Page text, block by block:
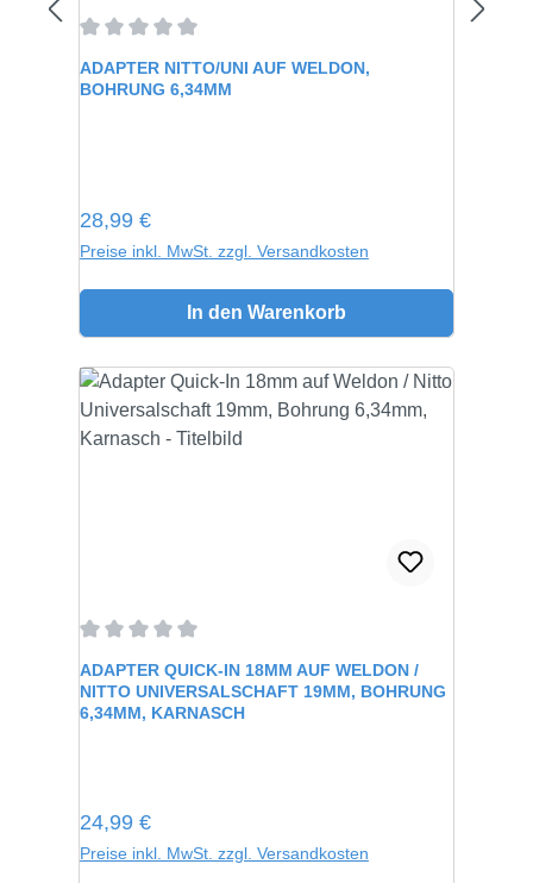
ADAPTER NITTO/UNI AUF WELDON,
BOHRUNG 6,34MM
Regulärer Preis:
28,99 €
Preise inkl. MwSt. zzgl. Versandkosten
In den Warenkorb
ADAPTER QUICK-IN 18MM AUF WELDON /
NITTO UNIVERSALSCHAFT 19MM, BOHRUNG
6,34MM, KARNASCH
Regulärer Preis:
24,99 €
Preise inkl. MwSt. zzgl. Versandkosten